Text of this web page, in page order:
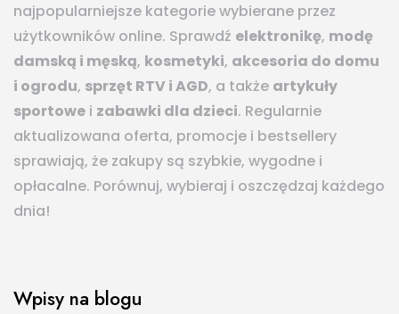
najpopularniejsze kategorie wybierane przez
użytkowników online. Sprawdź elektronikę, modę
damską i męską, kosmetyki, akcesoria do domu
i ogrodu, sprzęt RTV i AGD, a także artykuły
sportowe i zabawki dla dzieci. Regularnie
aktualizowana oferta, promocje i bestsellery
sprawiają, że zakupy są szybkie, wygodne i
opłacalne. Porównuj, wybieraj i oszczędzaj każdego
dnia!
Wpisy na blogu